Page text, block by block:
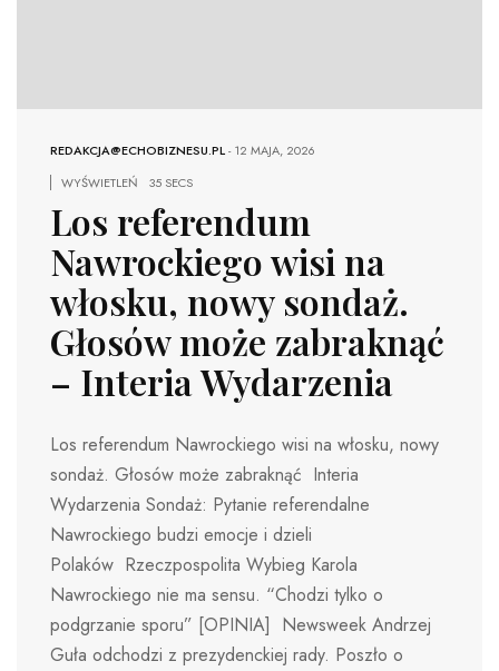
REDAKCJA@ECHOBIZNESU.PL-12 MAJA, 2026
WYŚWIETLEŃ
35 SECS
Los referendum
Nawrockiego wisi na
włosku, nowy sondaż.
Głosów może zabraknąć
– Interia Wydarzenia
Los referendum Nawrockiego wisi na włosku, nowy
sondaż. Głosów może zabraknąć Interia
Wydarzenia Sondaż: Pytanie referendalne
Nawrockiego budzi emocje i dzieli
Polaków Rzeczpospolita Wybieg Karola
Nawrockiego nie ma sensu. “Chodzi tylko o
podgrzanie sporu” [OPINIA] Newsweek Andrzej
Guła odchodzi z prezydenckiej rady. Poszło o